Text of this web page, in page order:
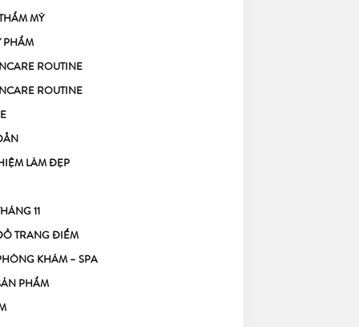
MỸ
PHẨM
ROUTINE
ROUTINE
LÀM ĐẸP
11
TRANG ĐIỂM
KHÁM – SPA
PHẨM